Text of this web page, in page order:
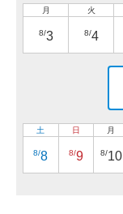
月
8/3
火
8/4
土
8/8
日
8/9
月
8/10